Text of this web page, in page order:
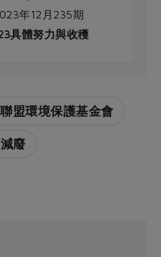
年12月235期
具體努力與收穫
盟環境保護基金會
廢